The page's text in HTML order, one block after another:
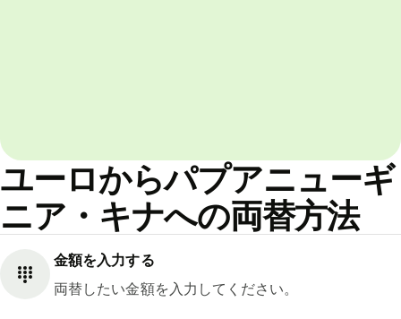
ユーロからパプアニューギ
ニア・キナへの両替方法
金額を入力する
両替したい金額を入力してください。